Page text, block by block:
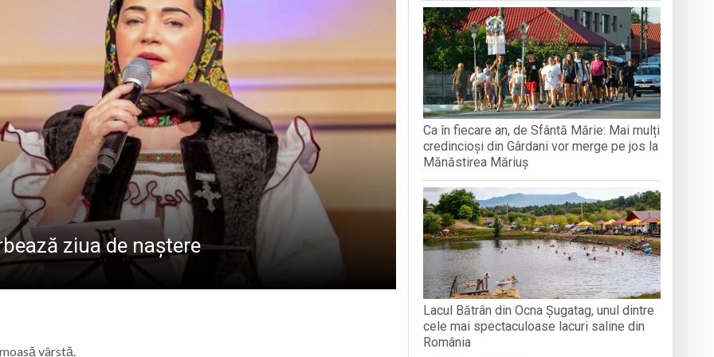
la Baia Mare: Întreaga familie este invitată să vizioneze filmul de animație „Luca”
față în față cu adversari de elită la campionatul derulat în cadrul Grand Prix România
Maicii Domnului” în Parohia Șieu: Aproape 100 de copii au participat la activități
Mare, vizitat de numeroși turiști din țară și străinătate
BAVAREZE PE CÂMPIA TINERETULUI
ziua de naștere
vârstă.
Ca în fiecare an, de Sfântă Mărie: Mai mulți
credincioși din Gârdani vor merge pe jos la
Mănăstirea Măriuș
Lacul Bătrân din Ocna Șugatag, unul dintre
cele mai spectaculoase lacuri saline din
România